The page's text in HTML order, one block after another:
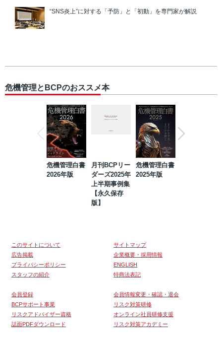
“SNS炎上”に対する「予防」と「初動」を専門家が解説
危機管理とBCPのおススメ本
危機管理白書
2026年版
月刊BCPリー
ダーズ2025年
上半期事例集
【永久保存
版】
危機管理白書
2025年版
このサイトについて
サイトマップ
広告掲載
企業概要・採用情報
プライバシーポリシー
ENGLISH
スタッフの紹介
特商法表記
会員登録
会員情報変更・確認・退会
BCPサポート事業
リスク対策研修
リスクアドバイザー資格
オンライン社員研修支援
誌面PDFダウンロード
リスク対策アカデミー